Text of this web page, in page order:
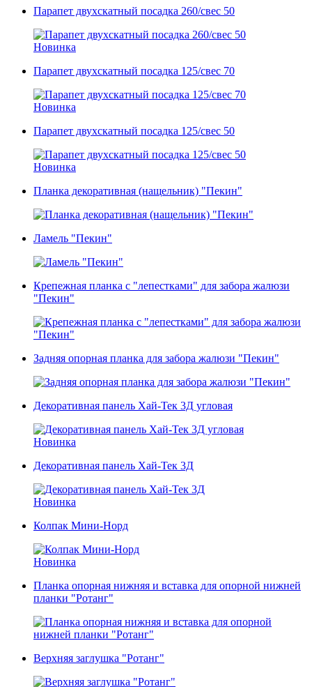
Парапет двухскатный посадка 260/свес 50
Новинка
Парапет двухскатный посадка 125/свес 70
Новинка
Парапет двухскатный посадка 125/свес 50
Новинка
Планка декоративная (нащельник) "Пекин"
Ламель "Пекин"
Крепежная планка с "лепестками" для забора жалюзи
"Пекин"
Задняя опорная планка для забора жалюзи "Пекин"
Декоративная панель Хай-Тек 3Д угловая
Новинка
Декоративная панель Хай-Тек 3Д
Новинка
Колпак Мини-Норд
Новинка
Планка опорная нижняя и вставка для опорной нижней
планки "Ротанг"
Верхняя заглушка "Ротанг"